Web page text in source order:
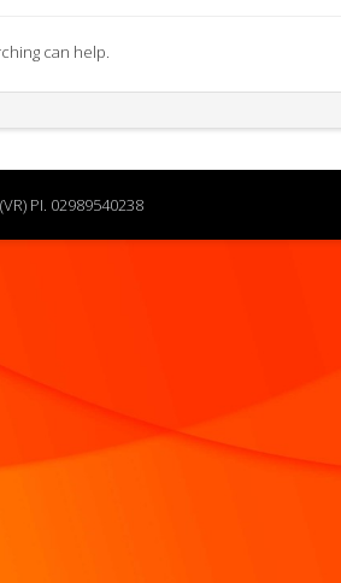
can help.
PI. 02989540238